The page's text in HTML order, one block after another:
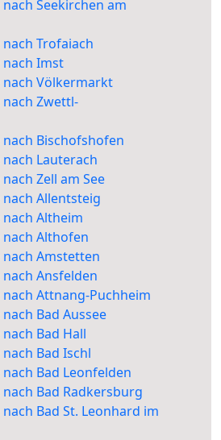
Seekirchen am
Trofaiach
Imst
Völkermarkt
Zwettl-
Bischofshofen
Lauterach
Zell am See
Allentsteig
Altheim
Althofen
Amstetten
Ansfelden
Attnang-Puchheim
Bad Aussee
Bad Hall
Bad Ischl
Bad Leonfelden
Bad Radkersburg
Bad St. Leonhard im